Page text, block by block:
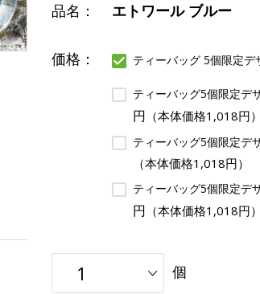
品名： エトワール ブルー
価格： ティーバッグ 5個限定デ
ティーバッグ5個限定デ
円 （本体価格1,018円）
ティーバッグ5個限定デ
（本体価格1,018円）
ティーバッグ5個限定デ
円 （本体価格1,018円）
個